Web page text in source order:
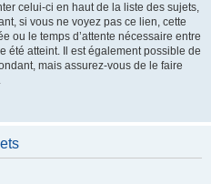
celui-ci en haut de la liste des sujets,
si vous ne voyez pas ce lien, cette
ou le temps d’attente nécessaire entre
été atteint. Il est également possible de
mais assurez-vous de le faire